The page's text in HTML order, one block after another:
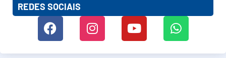
REDES SOCIAIS